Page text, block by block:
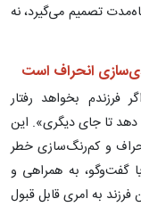
تصمیم می‌گیرد، نه
انحراف است
فرزندم بخواهد رفتار
تا جای دیگری». این
و کم‌رنگ‌سازی خطر
گفت‌وگو، به همراهی و
به امری قابل قبول